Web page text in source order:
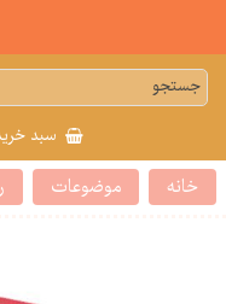
سبد
خانه موضوعات